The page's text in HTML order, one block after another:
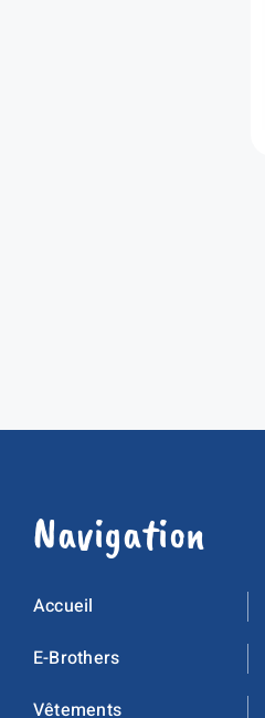
Navigation
Accueil
E-Brothers
Vêtements